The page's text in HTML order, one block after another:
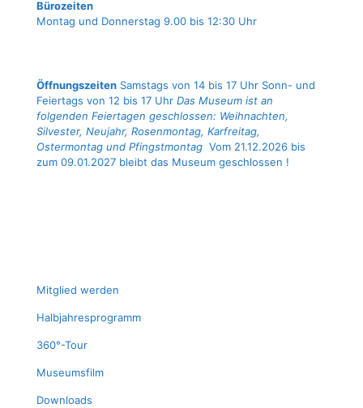
Büro­zei­ten
Mon­tag und Don­ners­tag 9.00 bis 12:30 Uhr
Öffnungszeiten Samstags von 14 bis 17 Uhr Sonn- und
Feiertags von 12 bis 17 Uhr Das Museum ist an
folgenden Feiertagen geschlossen: Weihnachten,
Silvester, Neujahr, Rosenmontag, Karfreitag,
Ostermontag und Pfingstmontag Vom 21.12.2026 bis
zum 09.01.2027 bleibt das Museum geschlossen !
Mit­glied werden
Halb­jah­res­pro­gramm
360°-Tour
Muse­ums­film
Down­loads